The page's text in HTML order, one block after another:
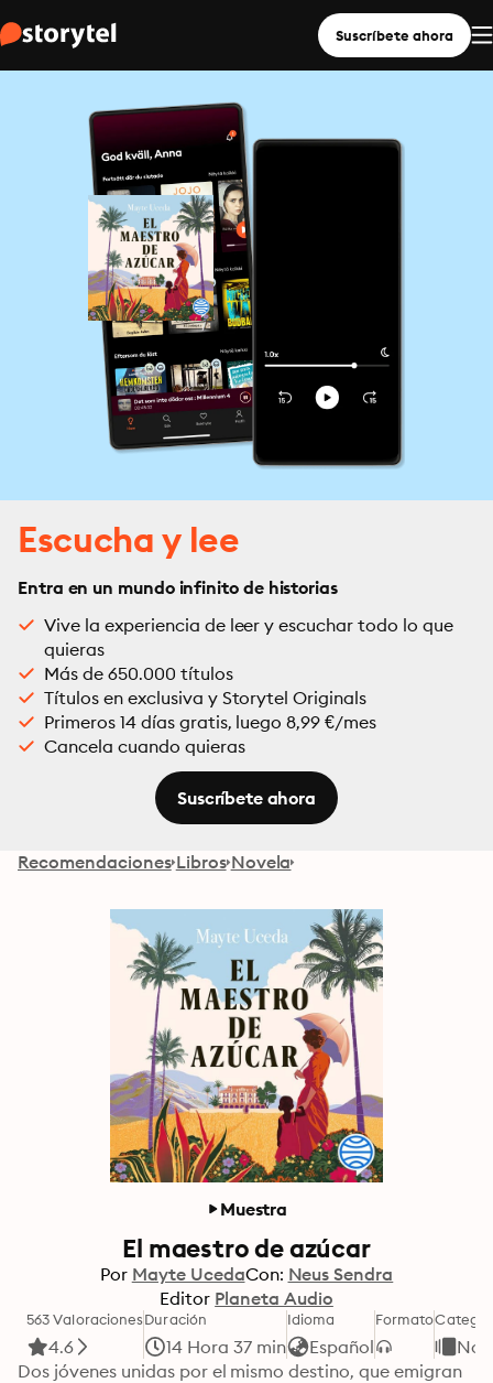
Suscríbete ahora
Escucha y lee
Entra en un mundo infinito de historias
Vive la experiencia de leer y escuchar todo lo que
quieras
Más de 650.000 títulos
Títulos en exclusiva y Storytel Originals
Primeros 14 días gratis, luego 8,99 €/mes
Cancela cuando quieras
Suscríbete ahora
Recomendaciones Libros Novela
Muestra
El maestro de azúcar
Por Mayte UcedaCon: Neus Sendra
Editor Planeta Audio
563 Valoraciones
4.6
Duración
14 Hora 37 min
Idioma
Español
Formato
Dos jóvenes unidas por el mismo destino, que emigran